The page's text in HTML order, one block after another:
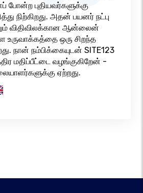
போன்ற புதியவர்களுக்கு
நிற்கிறது. அதன் பயனர் நட்பு
விதிவிலக்கான ஆன்லைன்
ஒரு சிறந்த
நான் நம்பிக்கையுடன் SITE123
மதிப்பீட்டை வழங்குகிறேன் -
ஏற்றது.